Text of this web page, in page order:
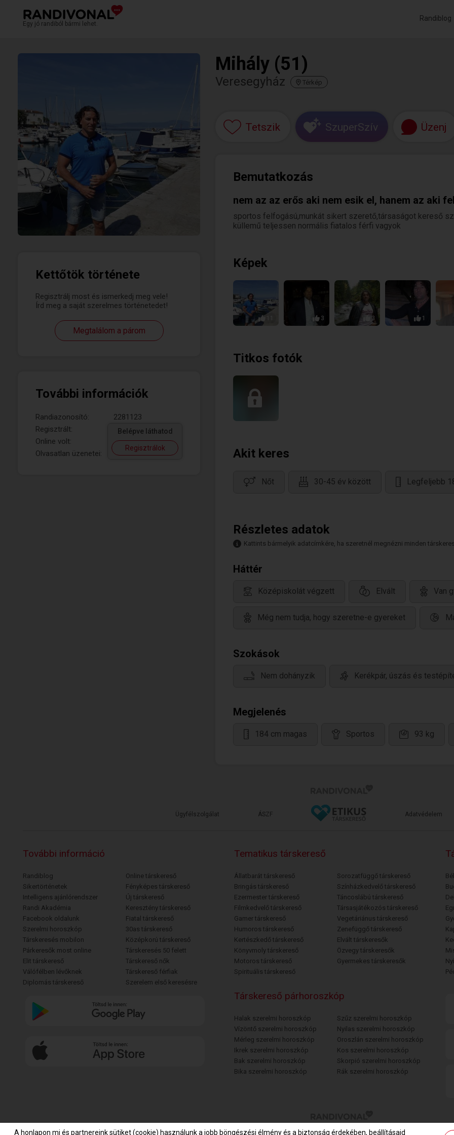
Egy jó randiból bármi lehet.
Randiblog
Kettőtök története
Regisztrálj most és ismerkedj meg vele!
Írd meg a saját szerelmes történetedet!
Megtalálom a párom
További információk
Randiazonosító:
2281123
Regisztrált:
Online volt:
Olvasatlan üzenetei:
Belépve láthatod
Regisztrálok
Mihály (51)
Veresegyház Térkép
Tetszik SzuperSzív Üzenj
Bemutatkozás
nem az az erős aki nem esik el, hanem az aki
sportos felfogású,munkát sikert szerető,társaságot kereső
küllemű teljessen normális fiatalos férfi vagyok
Képek
3 3 1
Titkos fotók
Akit keres
Nőt 30-45 év között Legfeljebb
Részletes adatok
Kattints bármelyik adatcímkére, ha szeretnél megnézni minden
Háttér
Középiskolát végzett Elvált Van
Még nem tudja, hogy szeretne-e gyereket
Szokások
Nem dohányzik Kerékpár, úszás és
Megjelenés
184 cm magas Sportos 93 kg
Ügyfélszolgálat ÁSZF Adatvédelem
További információ
Randiblog
Sikertörténetek
Intelligens ajánlórendszer
Randi Akadémia
Facebook oldalunk
Szerelmi horoszkóp
Társkeresés mobilon
Párkeresők most online
Elit társkereső
Válófélben lévőknek
Diplomás társkereső
Online társkereső
Fényképes társkereső
Új társkereső
Keresztény társkereső
Fiatal társkereső
30as társkereső
Középkorú társkereső
Társkeresés 50 felett
Társkereső nők
Társkereső férfiak
Szerelem első keresésre
Tematikus társkereső
Állatbarát társkereső
Bringás társkereső
Ezermester társkereső
Filmkedvelő társkereső
Gamer társkereső
Humoros társkereső
Kertészkedő társkereső
Könyvmoly társkereső
Motoros társkereső
Spirituális társkereső
Sorozatfüggő társkereső
Színházkedvelő társkereső
Táncoslábú társkereső
Társasjátékozós társkereső
Vegetáriánus társkereső
Zenefüggő társkereső
Elvált társkeresők
Özvegy társkeresők
Gyermekes társkeresők
Társkereső párhoroszkóp
Halak szerelmi horoszkóp
Vízöntő szerelmi horoszkóp
Mérleg szerelmi horoszkóp
Ikrek szerelmi horoszkóp
Bak szerelmi horoszkóp
Bika szerelmi horoszkóp
Szűz szerelmi horoszkóp
Nyilas szerelmi horoszkóp
Oroszlán szerelmi horoszkóp
Kos szerelmi horoszkóp
Skorpió szerelmi horoszkóp
Rák szerelmi horoszkóp
A honlapon mi és partnereink sütiket (cookie) használunk a jobb böngészési élmény és a biztonság érdekében, beállításaid